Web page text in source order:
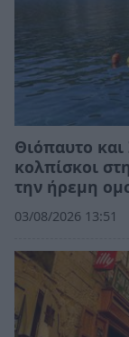
Θιόπαυτο και
κολπίσκοι
την ήρεμη
03/08/2026 13:51